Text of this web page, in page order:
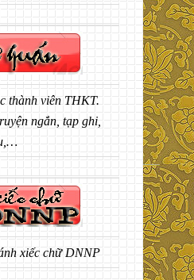
thành viên THKT.
ngắn, tạp ghi,
xiếc chữ DNNP